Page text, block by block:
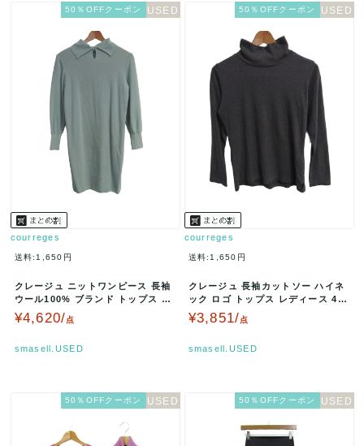
50％OFFクーポン
courreges
送料:1,650円
クレージュ ニットワンピース 長袖
ウール100% ブランド トップス レ
ディース 9ARサイズ ミ…
¥4,620/点
smasell.USED
50％OFFクーポン
courreges
送料:1,650円
クレージュ 長袖カットソー ハイネ
ック ロゴ トップス レディース 40
サイズ グレー courre…
¥3,851/点
smasell.USED
50％OFFクーポン 50％OFFクーポン